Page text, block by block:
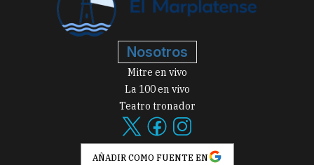
Nosotros
Mitre en vivo
La 100 en vivo
Teatro tronador
AÑADIR COMO FUENTE EN